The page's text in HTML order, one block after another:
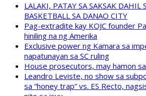
LALAKI, PATAY SA SAKSAK DAHIL
BASKETBALL SA DANAO CITY
Pag-extradite kay KOJC founder
hiniling na ng Amerika
Exclusive power ng Kamara sa
napatunayan sa SC ruling
House prosecutors, may hamon
Leandro Leviste, no show sa
sa “honey trap” vs. ES Recto,